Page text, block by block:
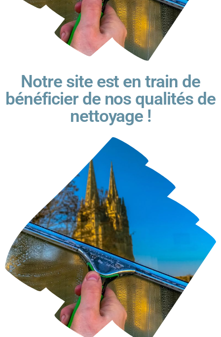
Notre site est en train de
bénéficier de nos qualités de
nettoyage !